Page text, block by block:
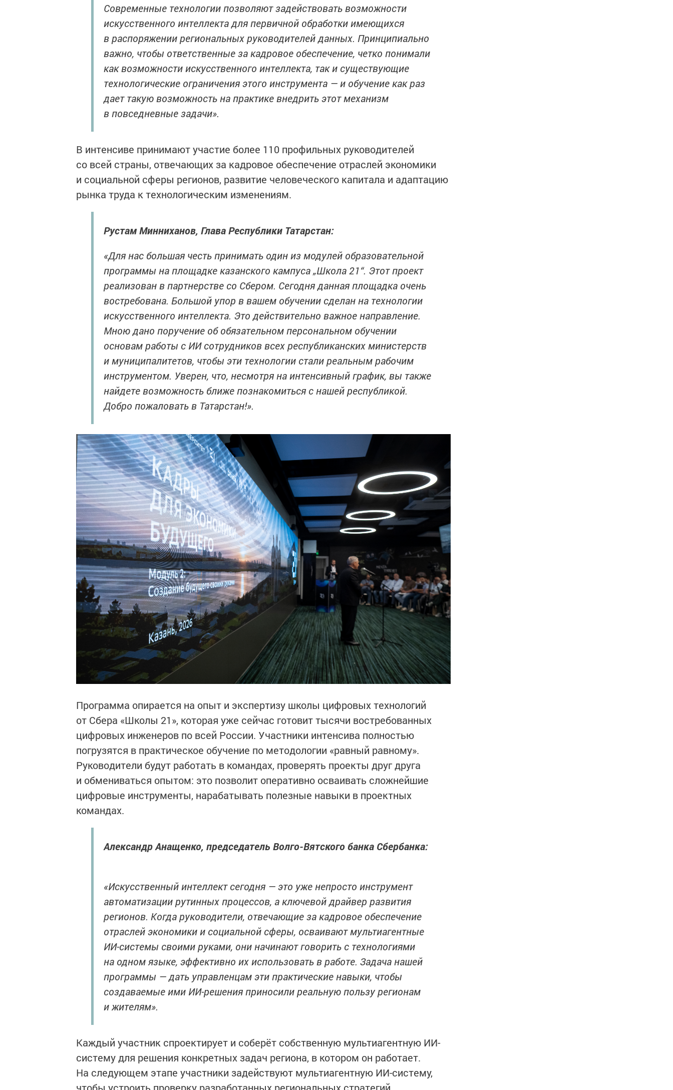
Современные технологии позволяют задействовать возможности
искусственного интеллекта для первичной обработки имеющихся
в распоряжении региональных руководителей данных. Принципиально
важно, чтобы ответственные за кадровое обеспечение, четко понимали
как возможности искусственного интеллекта, так и существующие
технологические ограничения этого инструмента — и обучение как раз
дает такую возможность на практике внедрить этот механизм
в повседневные задачи».
В интенсиве принимают участие более 110 профильных руководителей
со всей страны, отвечающих за кадровое обеспечение отраслей экономики
и социальной сферы регионов, развитие человеческого капитала и адаптацию
рынка труда к технологическим изменениям.
Рустам Минниханов, Глава Республики Татарстан:
«Для нас большая честь принимать один из модулей образовательной
программы на площадке казанского кампуса „Школа 21“. Этот проект
реализован в партнерстве со Сбером. Сегодня данная площадка очень
востребована. Большой упор в вашем обучении сделан на технологии
искусственного интеллекта. Это действительно важное направление.
Мною дано поручение об обязательном персональном обучении
основам работы с ИИ сотрудников всех республиканских министерств
и муниципалитетов, чтобы эти технологии стали реальным рабочим
инструментом. Уверен, что, несмотря на интенсивный график, вы также
найдете возможность ближе познакомиться с нашей республикой.
Добро пожаловать в Татарстан!».
Программа опирается на опыт и экспертизу школы цифровых технологий
от Сбера «Школы 21», которая уже сейчас готовит тысячи востребованных
цифровых инженеров по всей России. Участники интенсива полностью
погрузятся в практическое обучение по методологии «равный равному».
Руководители будут работать в командах, проверять проекты друг друга
и обмениваться опытом: это позволит оперативно осваивать сложнейшие
цифровые инструменты, нарабатывать полезные навыки в проектных
командах.
Александр Анащенко, председатель Волго-Вятского банка Сбербанка:
«Искусственный интеллект сегодня — это уже непросто инструмент
автоматизации рутинных процессов, а ключевой драйвер развития
регионов. Когда руководители, отвечающие за кадровое обеспечение
отраслей экономики и социальной сферы, осваивают мультиагентные
ИИ-системы своими руками, они начинают говорить с технологиями
на одном языке, эффективно их использовать в работе. Задача нашей
программы — дать управленцам эти практические навыки, чтобы
создаваемые ими ИИ-решения приносили реальную пользу регионам
и жителям».
Каждый участник спроектирует и соберёт собственную мультиагентную ИИ-
систему для решения конкретных задач региона, в котором он работает.
На следующем этапе участники задействуют мультиагентную ИИ-систему,
чтобы устроить проверку разработанных региональных стратегий.